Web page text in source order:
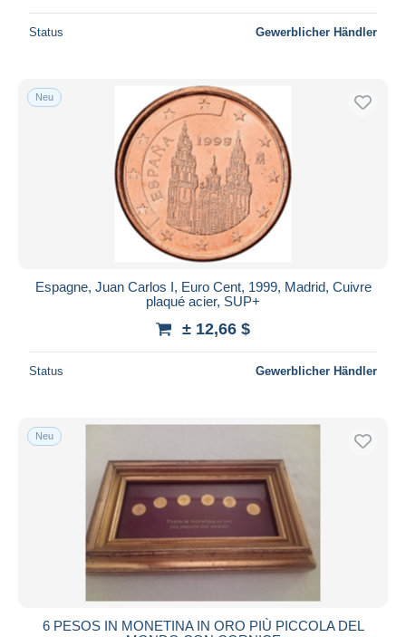
Status Gewerblicher Händler
Neu
Espagne, Juan Carlos I, Euro Cent, 1999, Madrid, Cuivre
plaqué acier, SUP+
± 12,66 $
Status Gewerblicher Händler
Neu
6 PESOS IN MONETINA IN ORO PIÙ PICCOLA DEL